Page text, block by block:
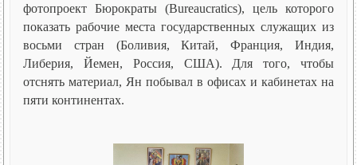
фотопроект Бюрократы (Bureaucratics), цель которого
показать рабочие места государственных служащих из
восьми стран (Боливия, Китай, Франция, Индия,
Либерия, Йемен, Россия, США). Для того, чтобы
отснять материал, Ян побывал в офисах и кабинетах на
пяти континентах.